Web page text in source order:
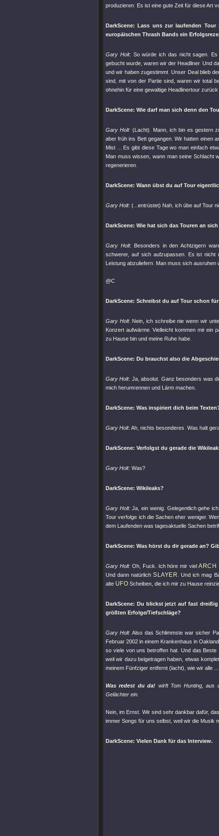
produzieren. Es ist eine gute Zeit für diese Art
DarkScene: Lass uns zur laufenden
europäischen Thrash Bands ein
Gary Holt: So würde ich das nicht sagen.
gebucht wurde, waren wir der Headliner. Und
und wir haben zugestimmt. Unser Deal blieb
sind, mit von der Partie sind, waren wir total
ohnehin für eine gewaltige Headlinertour
DarkScene: Wie darf man sich denn den
Gary Holt: (Lacht). Mann, ich bin es gestern
aber früh ins Bett gegangen. Wir hatten einen
Mist ... Es gibt diese Tage wo man einfach
Man muss wissen, wann man seine Schlacht
regenerieren.
DarkScene: Wann übst du auf Tour
Gary Holt: (...entrüstet) Nah, ich übe auf Tour
DarkScene: Wie hat sich das Touren an
Gary Holt: Besonders in den Achtzigern
schwerer, auf sich aufzupassen. Es ist nicht
Leistung abzuliefern. Man muss sich ausruhen
@C
DarkScene: Schreibst du auf Tour schon
Gary Holt: Nein, ich schreibe nie wenn wir
Konzert aufwärme. Vielleicht kommen mir ein
zu Hause bin und meine Ruhe habe.
DarkScene: Du brauchst also die
Gary Holt: Ja, absolut. Ganz besonders was
mich herumrennen und Lärm machen.
DarkScene: Was inspiriert dich beim
Gary Holt: Ah, nichts besonderes. Was halt
DarkScene: Verfolgst du gerade die
Gary Holt: Was?
DarkScene: Wikileaks?
Gary Holt: Ja, ein wenig. Gelegentlich gehe
Tour verfolge ich die Sachen eher weniger.
dem Laufenden was tagesaktuelle Sachen
DarkScene: Was hörst du dir gerade an?
Gary Holt: Oh, Fuck. Ich höre mir vielARCH
Und dann natürlichSLAYER
. Und ich mag
alte UFO Scheiben, die ich mir zu Hause
DarkScene: Du blickst jetzt auf fast
größten Erfolge/Tiefschläge?
Gary Holt: Also das Schlimmste war sicher
Februar 2002 in einem Krankenhaus in
so viele von uns betroffen hat. Und das
weil wir dazu beigetragen haben, etwas
meinem Fünfziger entfernt (lacht), wie wir alle
Was redest du da! wirft Tom Hunting, aus
Gelächter ein.
Nein, im Ernst. Wir sind sehr dankbar dafür,
immer Songs für uns selbst, weil wir die Musik
DarkScene: Vielen Dank für das Interview.